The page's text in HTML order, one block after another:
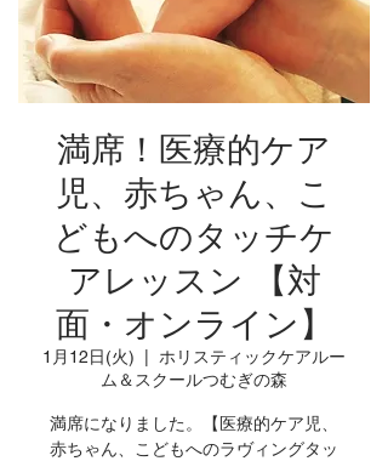
満席！医療的ケア
児、赤ちゃん、こ
どもへのタッチケ
アレッスン 【対
面・オンライン】
1月12日(火)
ホリスティックケアルー
ム＆スクールつむぎの森
満席になりました。【医療的ケア児、
赤ちゃん、こどもへのラヴィングタッ